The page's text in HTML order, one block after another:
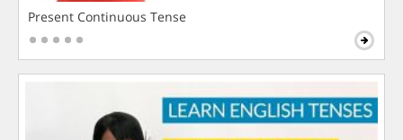
Present Continuous Tense